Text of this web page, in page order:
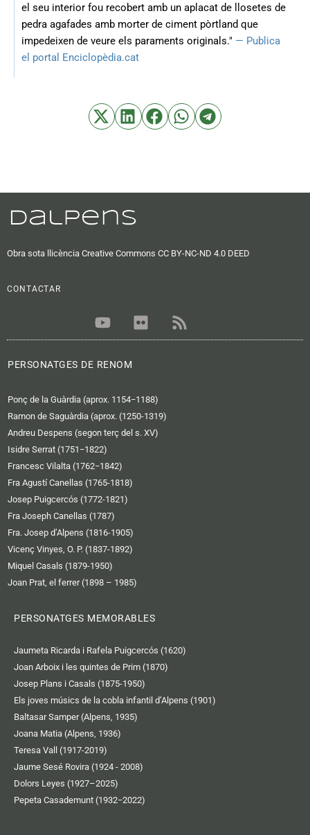
el seu interior fou recobert amb un aplacat de llosetes de
pedra agafades amb morter de ciment pòrtland que
impedeixen de veure els paraments originals." — Publica
el portal Enciclopèdia.cat
Obra sota llicència Creative Commons CC BY-NC-ND 4.0 DEED
CONTACTAR
Y
o
t
b
e
F
l
r
R
s
PERSONATGES DE RENOM
Ponç de la Guàrdia (aprox. 1154−1188)
Ramon de Saguàrdia (aprox. (1250-1319)
Andreu Despens (segon terç del s. XV)
Isidre Serrat (1751−1822)
Francesc Vilalta (1762−1842)
Fra Agustí Canellas (1765-1818)
Josep Puigcercós (1772-1821)
Fra Joseph Canellas (1787)
Fra. Josep d’Alpens (1816-1905)
Vicenç Vinyes, O. P. (1837-1892)
Miquel Casals (1879-1950)
Joan Prat, el ferrer (1898 – 1985)
PERSONATGES MEMORABLES
Jaumeta Ricarda i Rafela Puigcercós (1620)
Joan Arboix i les quintes de Prim (1870)
Josep Plans i Casals (1875-1950)
Els joves músics de la cobla infantil d’Alpens (1901)
Baltasar Samper (Alpens, 1935)
Joana Matia (Alpens, 1936)
Teresa Vall (1917-2019)
Jaume Sesé Rovira (1924 - 2008)
Dolors Leyes (1927–2025)
Pepeta Casademunt (1932−2022)